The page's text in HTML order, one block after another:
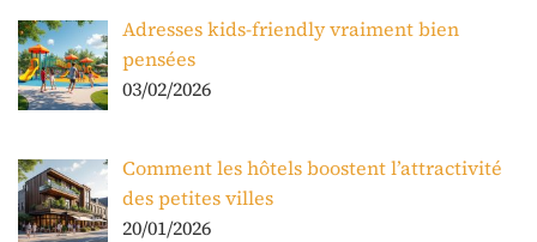
Adresses kids-friendly vraiment bien
pensées
03/02/2026
Comment les hôtels boostent l’attractivité
des petites villes
20/01/2026